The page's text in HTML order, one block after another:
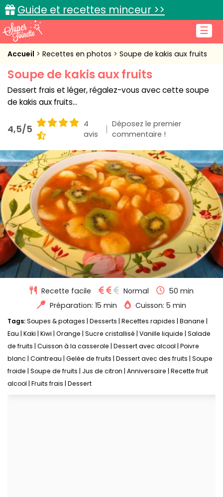
☰
Guide et recettes minceur >>
Accueil
Recettes de cuisine
Cuisine pratique
L'actu cuisine
Connexion
Accueil Recettes en photos Soupe de kakis aux fruits
Soupe de kakis aux fruits
Dessert frais et léger, régalez-vous avec cette soupe
de kakis aux fruits...
4,5/5
4
avis
Déposez le premier
commentaire !
Recette facile Normal
50 min
Préparation: 15 min
Cuisson: 5 min
Tags:Soupes & potages Desserts Recettes rapides Banane
Eau Kaki Kiwi Orange Sucre cristallisé Vanille liquide Salade
de fruits Cuisson à la casserole Dessert avec alcool Poivre
blanc Cointreau Gelée de fruits Dessert avec des fruits Soupe
froide Soupe de fruits Jus de citron Anniversaire Recette fruit
alcool Fruits frais Dessert